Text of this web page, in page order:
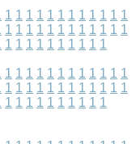
1 1 1 1 1 1 1 1 1 1 1 1
1 1 1 1 1 1 1 1 1 1 1 1
1 1 1 1 1 1 1 1 1 1
1 1 1 1 1 1 1 1 1 1 1 1
1 1 1 1 1 1 1 1 1 1 1 1
1 1 1 1 1 1 1 1 1 1